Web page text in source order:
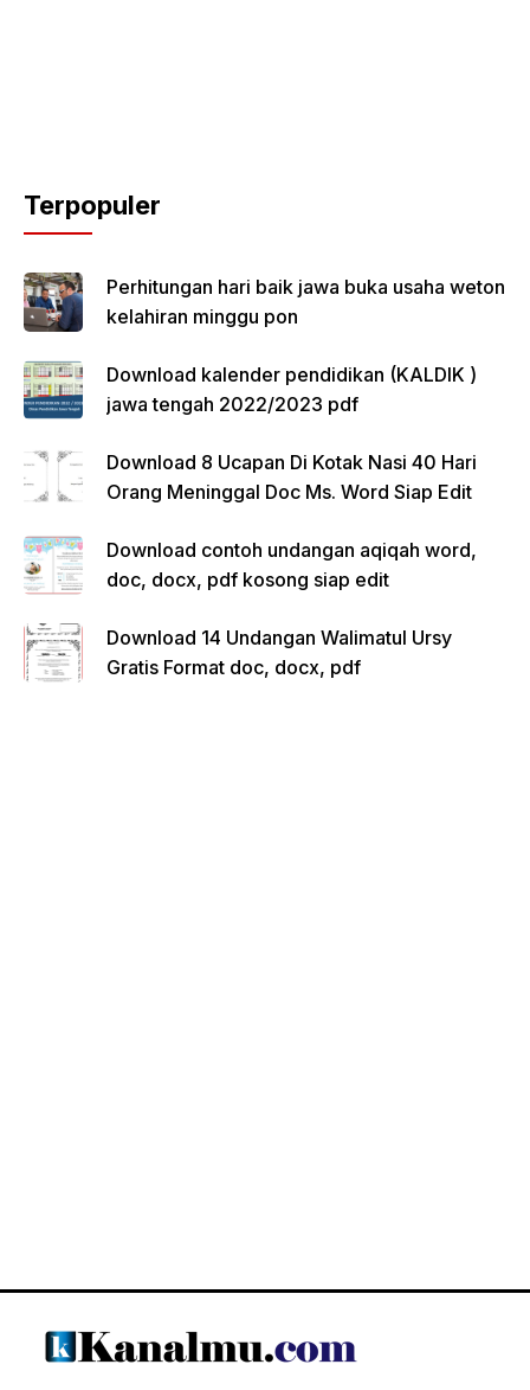
Terpopuler
Perhitungan hari baik jawa buka usaha weton
kelahiran minggu pon
Download kalender pendidikan (KALDIK )
jawa tengah 2022/2023 pdf
Download 8 Ucapan Di Kotak Nasi 40 Hari
Orang Meninggal Doc Ms. Word Siap Edit
Download contoh undangan aqiqah word,
doc, docx, pdf kosong siap edit
Download 14 Undangan Walimatul Ursy
Gratis Format doc, docx, pdf